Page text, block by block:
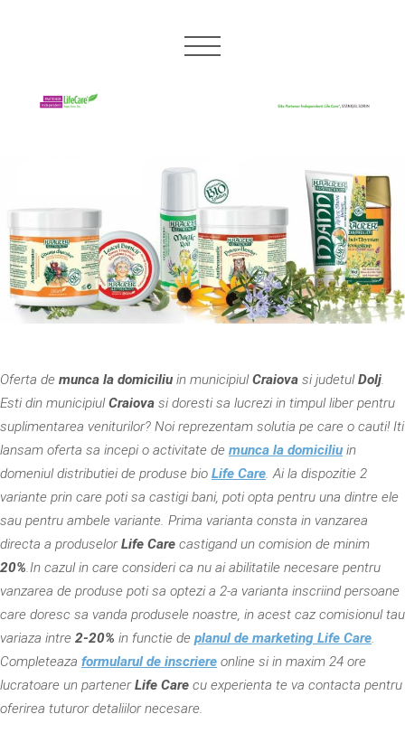
Oferta de munca la domiciliu in municipiulCraiova si judetulDolj.
Esti din municipiulCraiova si doresti sa lucrezi in timpul liber pentru
suplimentarea veniturilor? Noi reprezentam solutia pe care o cauti! Iti
lansam oferta sa incepi o activitate de munca la domiciliu in
domeniul distributiei de produse bio Life Care. Ai la dispozitie 2
variante prin care poti sa castigi bani, poti opta pentru una dintre ele
sau pentru ambele variante. Prima varianta consta in vanzarea
directa a produselorLife Care castigand un comision de minim
20%.In cazul in care consideri ca nu ai abilitatile necesare pentru
vanzarea de produse poti sa optezi a 2-a varianta inscriind persoane
care doresc sa vanda produsele noastre, in acest caz comisionul tau
variaza intre 2-20% in functie de planul de marketing Life Care.
Completeaza formularul de inscriere online si in maxim 24 ore
lucratoare un partenerLife Care cu experienta te va contacta pentru
oferirea tuturor detaliilor necesare.